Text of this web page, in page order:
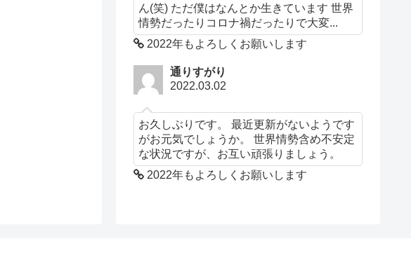
ん(笑) ただ僕はなんとか生きています 世界
情勢だったりコロナ禍だったりで大変...
2022年もよろしくお願いします
通りすがり
2022.03.02
お久しぶりです。 最近更新がないようです
がお元気でしょうか。 世界情勢含め不安定
な状況ですが、お互い頑張りましょう。
2022年もよろしくお願いします